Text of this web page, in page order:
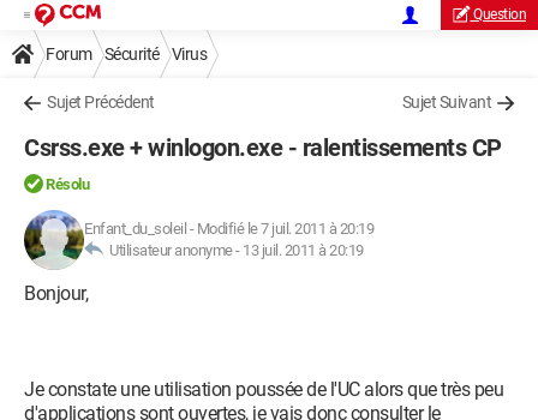
Question
Forum Sécurité Virus
Sujet Précédent Sujet Suivant
Csrss.exe + winlogon.exe - ralentissements CP
Résolu
Enfant_du_soleil - Modifié le 7 juil. 2011 à 20:19
Utilisateur anonyme - 13 juil. 2011 à 20:19
Bonjour,
Je constate une utilisation poussée de l'UC alors que très peu
d'applications sont ouvertes, je vais donc consulter le